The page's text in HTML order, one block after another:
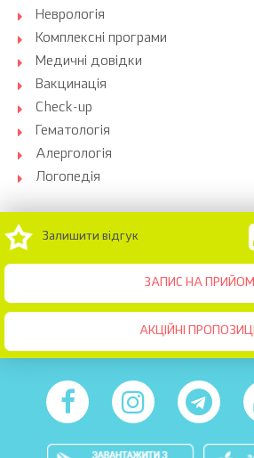
Неврологія
Комплексні програми
Медичні довідки
Вакцинація
Check-up
Гематологія
Алергологія
Логопедія
ЗАПИС НА ПРИЙОМ
Залишити відгук
АКЦІЙНІ ПРОПОЗИЦІЇ